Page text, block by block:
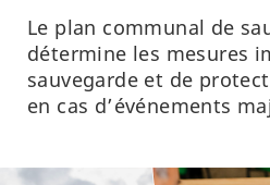
Le plan communal de
détermine les mesures
sauvegarde et de
en cas d’événements